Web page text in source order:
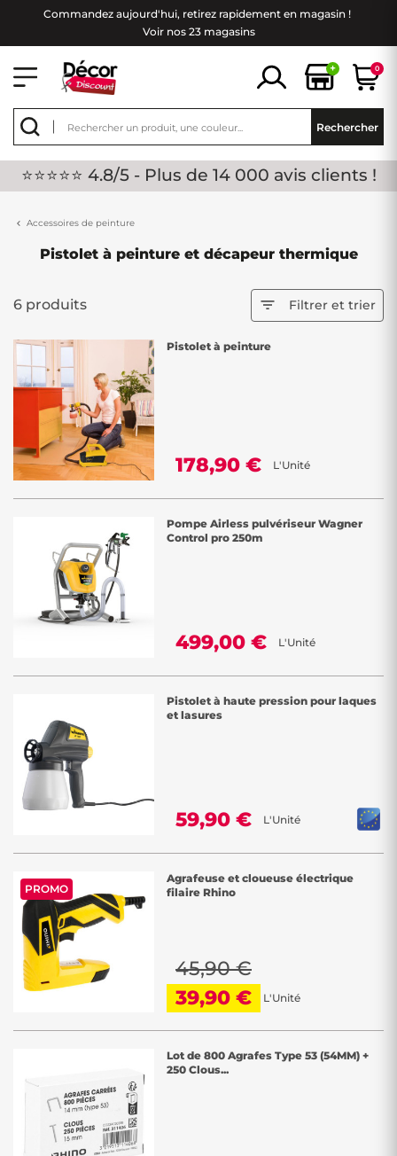
Commandez aujourd'hui, retirez rapidement en magasin !
Voir nos 23 magasins
+ 0
Rechercher
⭐⭐⭐⭐⭐ 4.8/5 - Plus de 14 000 avis clients !
Accessoires de peinture
Pistolet à peinture et décapeur thermique
6 produits  Filtrer et trier
Pistolet à peinture
178,90 € L'Unité
Pompe Airless pulvériseur Wagner
Control pro 250m
499,00 € L'Unité
Pistolet à haute pression pour laques
et lasures
59,90 € L'Unité
Agrafeuse et cloueuse électrique
filaire Rhino
45,90 €
39,90 €
L'Unité
PROMO
Lot de 800 Agrafes Type 53 (54MM) +
250 Clous...